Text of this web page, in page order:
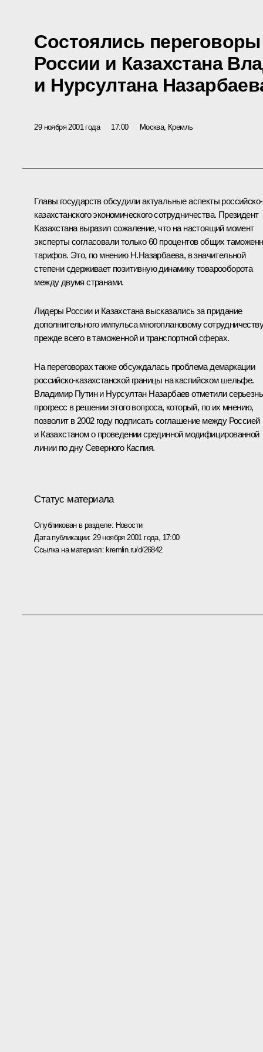
Состоялись
России и Казахстана
и Нурсултана
29 ноября 2001 года 17:00 Москва, Кремль
Главы государств обсудили актуальные аспекты российско-
казахстанского экономического сотрудничества. Президент
Казахстана выразил сожаление, что на настоящий момент
эксперты согласовали только 60 процентов общих
тарифов. Это, по мнению Н.Назарбаева, в значительной
степени сдерживает позитивную динамику товарооборота
между двумя странами.
Лидеры России и Казахстана высказались за придание
дополнительного импульса многоплановому
прежде всего в таможенной и транспортной сферах.
На переговорах также обсуждалась проблема демаркации
российско-казахстанской границы на каспийском шельфе.
Владимир Путин и Нурсултан Назарбаев отметили
прогресс в решении этого вопроса, который, по их мнению,
позволит в 2002 году подписать соглашение между Россией
и Казахстаном о проведении срединной модифицированной
линии по дну Северного Каспия.
Статус материала
Опубликован в разделе: Новости
Дата публикации: 29 ноября 2001 года, 17:00
Ссылка на материал:kremlin.ru/d/26842